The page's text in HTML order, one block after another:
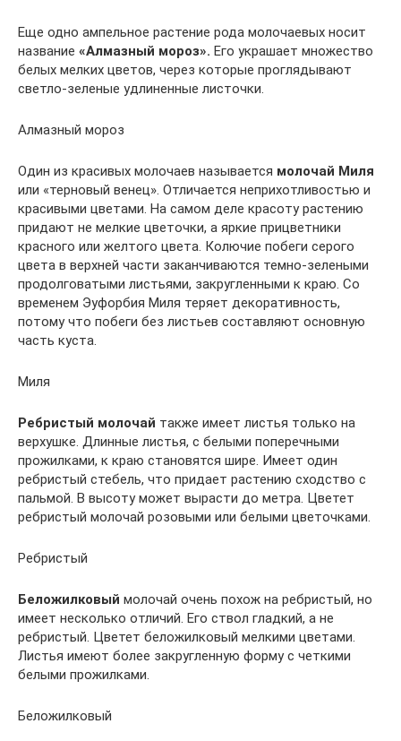
Еще одно ампельное растение рода молочаевых носит
название «Алмазный мороз». Его украшает множество
белых мелких цветов, через которые проглядывают
светло-зеленые удлиненные листочки.
Алмазный мороз
Один из красивых молочаев называется молочай Миля
или «терновый венец». Отличается неприхотливостью и
красивыми цветами. На самом деле красоту растению
придают не мелкие цветочки, а яркие прицветники
красного или желтого цвета. Колючие побеги серого
цвета в верхней части заканчиваются темно-зелеными
продолговатыми листьями, закругленными к краю. Со
временем Эуфорбия Миля теряет декоративность,
потому что побеги без листьев составляют основную
часть куста.
Миля
Ребристый молочай также имеет листья только на
верхушке. Длинные листья, с белыми поперечными
прожилками, к краю становятся шире. Имеет один
ребристый стебель, что придает растению сходство с
пальмой. В высоту может вырасти до метра. Цветет
ребристый молочай розовыми или белыми цветочками.
Ребристый
Беложилковый молочай очень похож на ребристый, но
имеет несколько отличий. Его ствол гладкий, а не
ребристый. Цветет беложилковый мелкими цветами.
Листья имеют более закругленную форму с четкими
белыми прожилками.
Беложилковый